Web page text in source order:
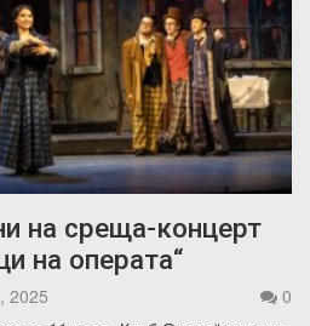
на среща-концерт
на операта“
2025
0